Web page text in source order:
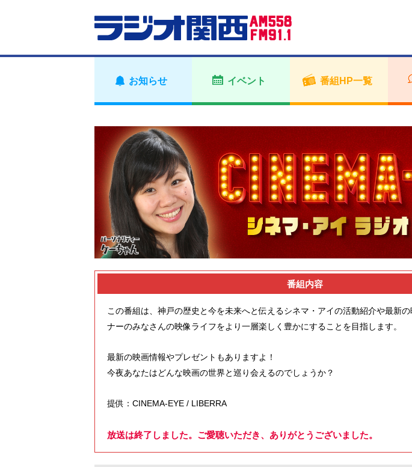
お知らせ イベント 番組HP一覧
番組内容
この番組は、神戸の歴史と今を未来へと伝えるシネマ・アイの活動紹介や最新
ナーのみなさんの映像ライフをより一層楽しく豊かにすることを目指します。
最新の映画情報やプレゼントもありますよ！
今夜あなたはどんな映画の世界と巡り会えるのでしょうか？
提供：CINEMA-EYE / LIBERRA
放送は終了しました。ご愛聴いただき、ありがとうございました。